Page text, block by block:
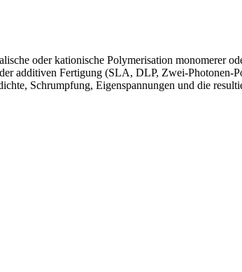
oder kationische Polymerisation monomerer
additiven Fertigung (SLA, DLP, Zwei-
Schrumpfung, Eigenspannungen und die